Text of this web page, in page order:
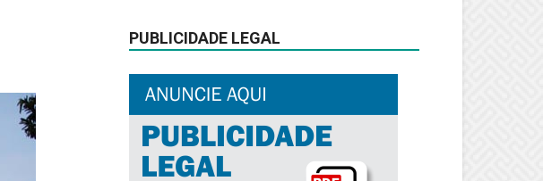
PUBLICIDADE LEGAL